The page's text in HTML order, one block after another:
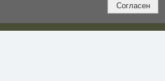
Согласен